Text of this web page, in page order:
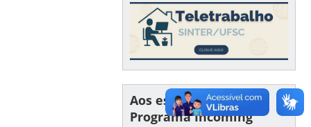
Aos estudantes do
Programa Incoming